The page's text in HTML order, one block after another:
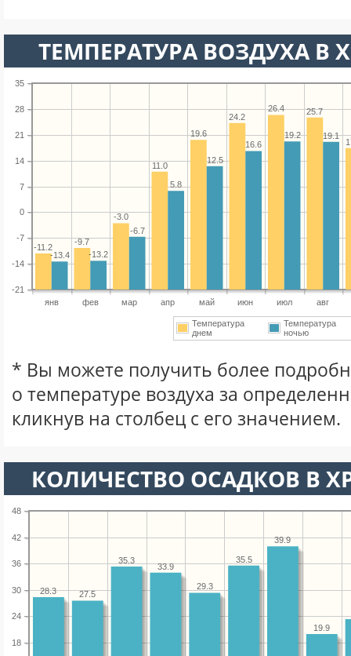
ТЕМПЕРАТУРА ВОЗДУХА В
янв фев мар апр май июн июл авг
-21
-14
-7
0
7
14
21
28
35
25.7
26.4
24.2
19.6
11.0
-3.0
-9.7
-11.2
19.1
19.2
16.6
12.5
5.8
-6.7
-13.2
-13.4
Температура
днем
Температура
ночью
* Вы можете получить более
о температуре воздуха за
кликнув на столбец с его значением.
КОЛИЧЕСТВО ОСАДКОВ В
18
24
30
36
42
48
19.9
39.9
35.5
29.3
33.9
35.3
27.5
28.3